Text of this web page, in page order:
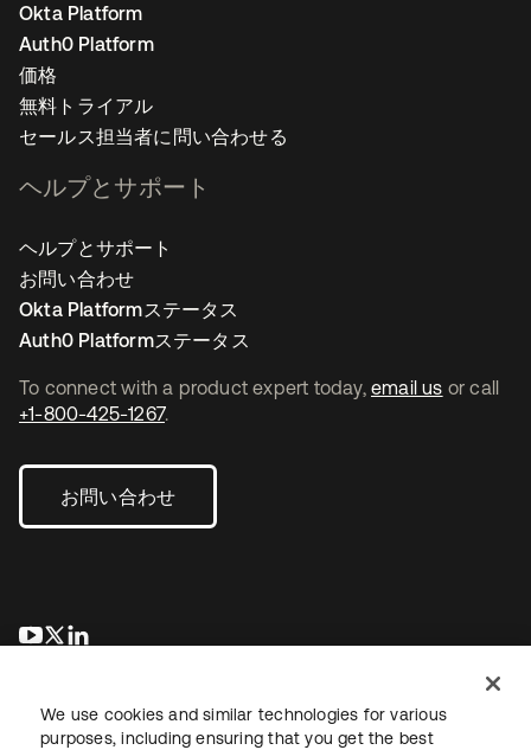
To connect with a product expert today, email us or call
+1-800-425-1267.
お問い合わせ
新しいタブで開く
新しいタブで開く
Okta Platform
Auth0 Platform
価格
無料トライアル
セールス担当者に問い合わせる
ヘルプとサポート
ヘルプとサポート
お問い合わせ
Okta Platformステータス
Auth0 Platformステータス
We use cookies and similar technologies for various
purposes, including ensuring that you get the best